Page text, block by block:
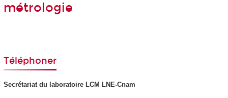
métrologie
Téléphoner
Secrétariat du laboratoire LCM LNE-Cnam